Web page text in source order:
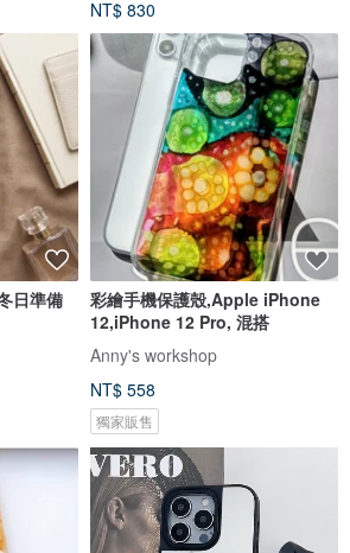
NT$ 830
日準備
彩繪手機保護殼,Apple iPhone
12,iPhone 12 Pro, 混搭
Anny's workshop
NT$ 558
獨家販售